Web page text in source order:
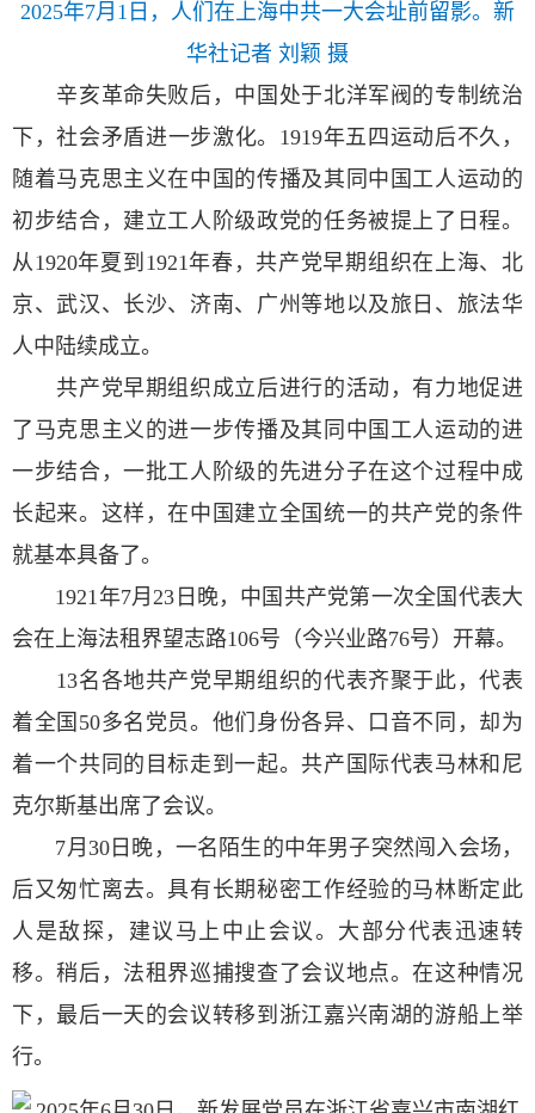
2025年7月1日，人们在上海中共一大会址前留影。新
华社记者 刘颖 摄
辛亥革命失败后，中国处于北洋军阀的专制统治
下，社会矛盾进一步激化。1919年五四运动后不久，
随着马克思主义在中国的传播及其同中国工人运动的
初步结合，建立工人阶级政党的任务被提上了日程。
从1920年夏到1921年春，共产党早期组织在上海、北
京、武汉、长沙、济南、广州等地以及旅日、旅法华
人中陆续成立。
共产党早期组织成立后进行的活动，有力地促进
了马克思主义的进一步传播及其同中国工人运动的进
一步结合，一批工人阶级的先进分子在这个过程中成
长起来。这样，在中国建立全国统一的共产党的条件
就基本具备了。
1921年7月23日晚，中国共产党第一次全国代表大
会在上海法租界望志路106号（今兴业路76号）开幕。
13名各地共产党早期组织的代表齐聚于此，代表
着全国50多名党员。他们身份各异、口音不同，却为
着一个共同的目标走到一起。共产国际代表马林和尼
克尔斯基出席了会议。
7月30日晚，一名陌生的中年男子突然闯入会场，
后又匆忙离去。具有长期秘密工作经验的马林断定此
人是敌探，建议马上中止会议。大部分代表迅速转
移。稍后，法租界巡捕搜查了会议地点。在这种情况
下，最后一天的会议转移到浙江嘉兴南湖的游船上举
行。